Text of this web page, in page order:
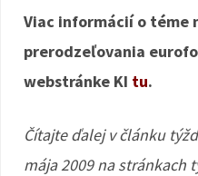
Viac informácií o téme
prerodzeľovania
webstránke KI tu.
Čítajte ďalej v článku
mája 2009 na stránkach